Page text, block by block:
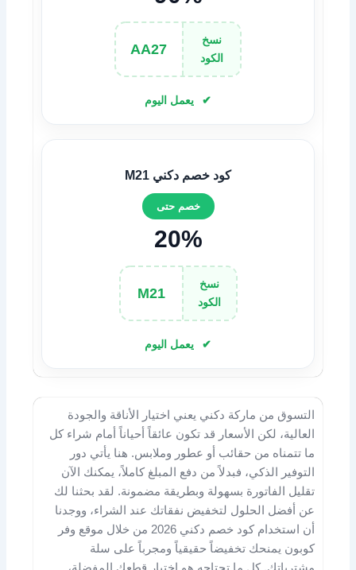
نسخ
الكود
AA27
يعمل اليوم
كود خصم دكني M21
خصم حتى
20%
نسخ
الكود
M21
يعمل اليوم
التسوق من ماركة دكني يعني اختيار الأناقة والجودة
العالية، لكن الأسعار قد تكون عائقاً أحياناً أمام شراء كل
ما تتمناه من حقائب أو عطور وملابس. هنا يأتي دور
التوفير الذكي، فبدلاً من دفع المبلغ كاملاً، يمكنك الآن
تقليل الفاتورة بسهولة وبطريقة مضمونة. لقد بحثنا لك
عن أفضل الحلول لتخفيض نفقاتك عند الشراء، ووجدنا
أن استخدام كود خصم دكني 2026 من خلال موقع وفر
كوبون يمنحك تخفيضاً حقيقياً ومجرباً على سلة